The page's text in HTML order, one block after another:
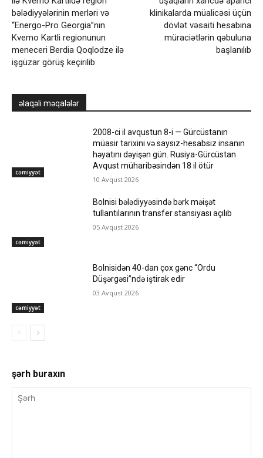
bələdiyyələrinin merləri və
“Energo-Pro Georgia”nın
Kvemo Kartli regionunun
meneceri Berdia Qoqlodze ilə
işgüzar görüş keçirilib
klinikalarda müalicəsi üçün
dövlət vəsaiti hesabına
müraciətlərin qəbuluna
başlanılıb
əlaqəli məqalələr
cəmiyyət
2008-ci il avqustun 8-i — Gürcüstanın
müasir tarixini və saysız-hesabsız insanın
həyatını dəyişən gün. Rusiya-Gürcüstan
Avqust müharibəsindən 18 il ötür
10 Avqust 2026
cəmiyyət
Bolnisi bələdiyyəsində bərk məişət
tullantılarının transfer stansiyası açılıb
05 Avqust 2026
cəmiyyət
Bolnisidən 40-dan çox gənc “Ordu
Düşərgəsi”ndə iştirak edir
03 Avqust 2026
şərh buraxın